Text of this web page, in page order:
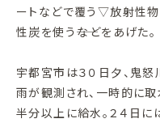
ートなどで覆う▽放射性
性炭を使う――などをあげた。
宇都宮市は３０日夕、鬼
雨が観測され、一時的に
半分以上に給水。２４日